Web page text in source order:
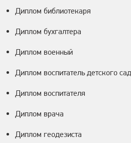
Диплом библиотекаря
Диплом бухгалтера
Диплом военный
Диплом воспитатель детского
Диплом воспитателя
Диплом врача
Диплом геодезиста